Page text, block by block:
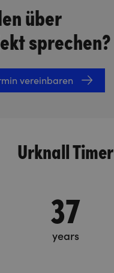
über
sprechen?
vereinbaren
Urknall Timer
37
years